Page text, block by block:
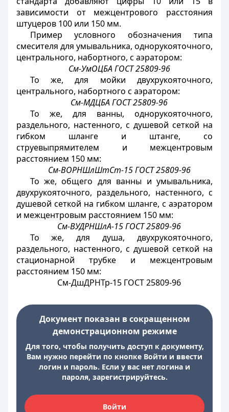
зависимости от межцентрового расстояния
штуцеров 100 или 150 мм.
Пример условного обозначения типа
смесителя для умывальника, однорукояточного,
центрального, набортного, с аэратором:
См-УмОЦБА ГОСТ 25809-96
То же, для мойки двухрукояточного,
центрального, набортного с аэратором:
См-МДЦБА ГОСТ 25809-96
То же, для ванны, однорукояточного,
раздельного, настенного, с душевой сеткой на
гибком шланге и штанге, со
струевыпрямителем и межцентровым
расстоянием 150 мм:
См-ВОРНШлШтСт-15 ГОСТ 25809-96
То же, общего для ванны и умывальника,
двухрукояточного, раздельного, настенного, с
душевой сеткой на гибком шланге, с аэратором
и межцентровым расстоянием 150 мм:
См-ВУДРНШлА-15 ГОСТ 25809-96
То же, для душа, двухрукояточного,
раздельного, настенного, с душевой сеткой на
стационарной трубке и межцентровым
расстоянием 150 мм:
См-ДшДРНТр-15 ГОСТ 25809-96
Документ показан в сокращенном
демонстрационном режиме
Для того, чтобы получить доступ к документу,
Вам нужно перейти по кнопке Войти и ввести
логин и пароль. Если у вас нет логина и
пароля, зарегистрируйтесь.
Войти